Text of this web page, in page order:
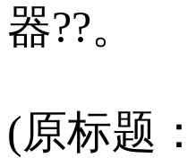
器??。
(原标题